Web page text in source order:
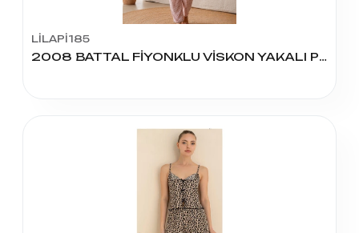
LİLAPİ185
2008 BATTAL FİYONKLU VİSKON YAKALI PİJAMA TAKIM